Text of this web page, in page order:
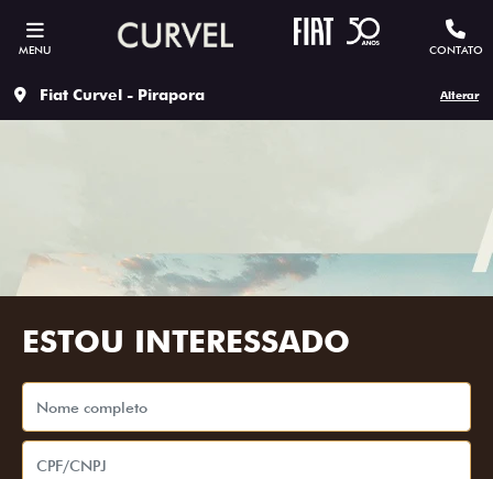
MENU CONTATO
Fiat Curvel - Pirapora Alterar
ESTOU INTERESSADO